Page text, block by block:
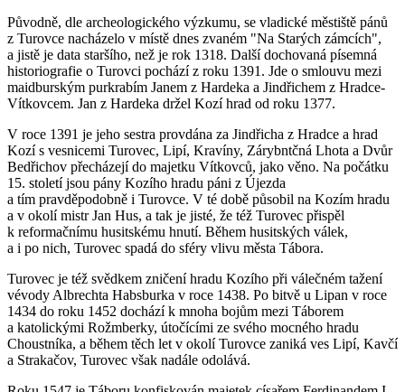
Původně, dle archeologického výzkumu, se vladické městiště pánů
z Turovce nacházelo v místě dnes zvaném "Na Starých zámcích",
a jistě je data staršího, než je rok 1318. Další dochovaná písemná
historiografie o Turovci pochází z roku 1391. Jde o smlouvu mezi
maidburským purkrabím Janem z Hardeka a Jindřichem z Hradce-
Vítkovcem. Jan z Hardeka držel Kozí hrad od roku 1377.
V roce 1391 je jeho sestra provdána za Jindřicha z Hradce a hrad
Kozí s vesnicemi Turovec, Lipí, Kravíny, Zárybntčná Lhota a Dvůr
Bedřichov přecházejí do majetku Vítkovců, jako věno. Na počátku
15. století jsou pány Kozího hradu páni z Újezda
a tím pravděpodobně i Turovce. V té době působil na Kozím hradu
a v okolí mistr Jan Hus, a tak je jisté, že též Turovec přispěl
k reformačnímu husitskému hnutí. Během husitských válek,
a i po nich, Turovec spadá do sféry vlivu města Tábora.
Turovec je též svědkem zničení hradu Kozího při válečném tažení
vévody Albrechta Habsburka v roce 1438. Po bitvě u Lipan v roce
1434 do roku 1452 dochází k mnoha bojům mezi Táborem
a katolickými Rožmberky, útočícími ze svého mocného hradu
Choustníka, a během těch let v okolí Turovce zaniká ves Lipí, Kavčí
a Strakačov, Turovec však nadále odolává.